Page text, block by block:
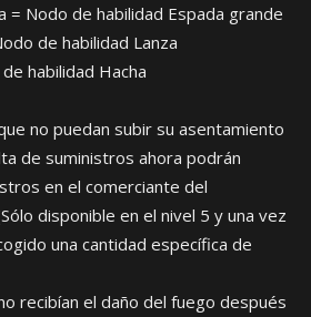
= Nodo de habilidad Espada grande
de habilidad Lanza
habilidad Hacha
no puedan subir su asentamiento
de suministros ahora podrán
en el comerciante del
disponible en el nivel 5 y una vez
una cantidad específica de
recibían el daño del fuego después